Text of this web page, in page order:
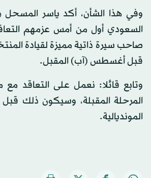
وفي هذا الشأن، أكد ياسر المسحل
السعودي أول من أمس عزمهم
صاحب سيرة ذاتية مميزة لقيادة
قبل أغسطس (آب) المقبل.
وتابع قائلا: نعمل على التعاقد
المرحلة المقبلة، وسيكون ذلك
المونديالية.